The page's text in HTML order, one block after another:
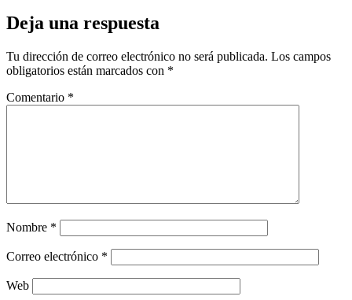
Deja una respuesta
Tu dirección de correo electrónico no será publicada. Los campos
obligatorios están marcados con *
Comentario *
Nombre *
Correo electrónico *
Web